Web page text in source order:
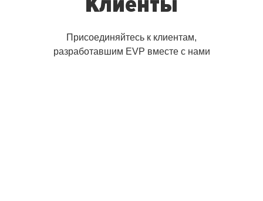
Присоединяйтесь к клиентам,
разработавшим EVP вместе с нами